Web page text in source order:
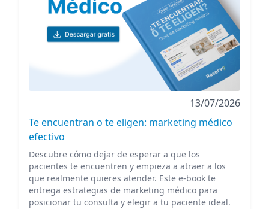
13/07/2026
Te encuentran o te eligen: marketing médico
efectivo
Descubre cómo dejar de esperar a que los
pacientes te encuentren y empieza a atraer a los
que realmente quieres atender. Este e-book te
entrega estrategias de marketing médico para
posicionar tu consulta y elegir a tu paciente ideal.